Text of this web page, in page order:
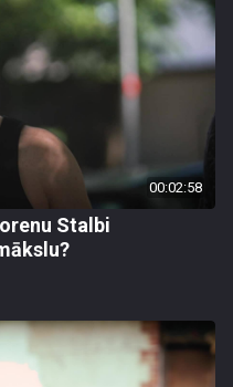
00:02:58
Stalbi